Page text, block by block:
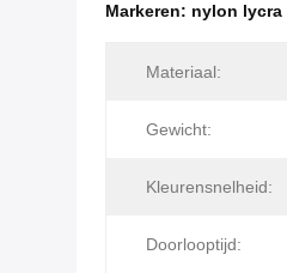
Markeren: nylon lycra
Materiaal:
Gewicht:
Kleurensnelheid:
Doorlooptijd: